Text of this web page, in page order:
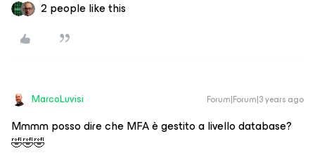
2 people like this
MarcoLuvisi Forum|Forum|3 years ago
Mmmm posso dire che MFA è gestito a livello database?
🤣🤣🤣